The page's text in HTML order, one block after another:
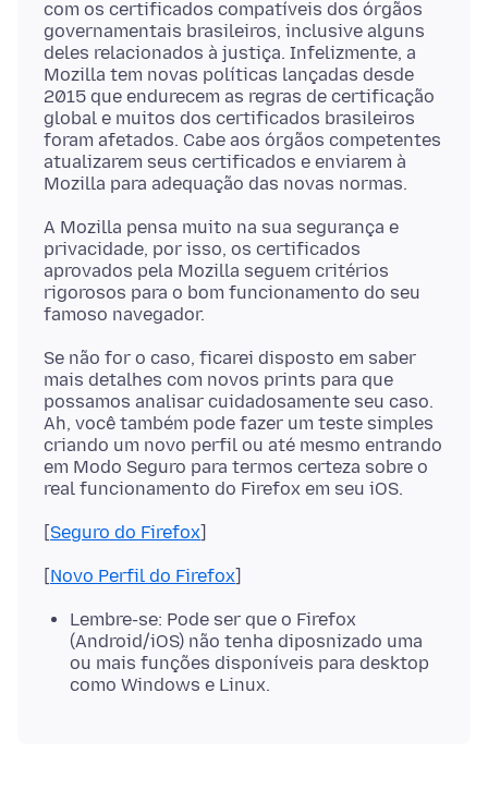
com os certificados compatíveis dos órgãos
governamentais brasileiros, inclusive alguns
deles relacionados à justiça. Infelizmente, a
Mozilla tem novas políticas lançadas desde
2015 que endurecem as regras de certificação
global e muitos dos certificados brasileiros
foram afetados. Cabe aos órgãos competentes
atualizarem seus certificados e enviarem à
A Mozilla pensa muito na sua segurança e
privacidade, por isso, os certificados
aprovados pela Mozilla seguem critérios
rigorosos para o bom funcionamento do seu
Se não for o caso, ficarei disposto em saber
mais detalhes com novos prints para que
possamos analisar cuidadosamente seu caso.
Ah, você também pode fazer um teste simples
criando um novo perfil ou até mesmo entrando
em Modo Seguro para termos certeza sobre o
[Seguro do Firefox
[Novo Perfil do Firefox
Lembre-se: Pode ser que o Firefox
(Android/iOS) não tenha diposnizado uma
ou mais funções disponíveis para desktop
como Windows e Linux.